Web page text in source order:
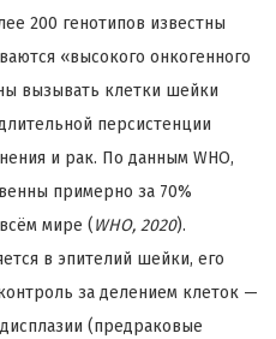
200 генотипов известны
«высокого онкогенного
вызывать клетки шейки
персистенции
и рак. По данным WHO,
примерно за 70%
мире (WHO, 2020).
в эпителий шейки, его
за делением клеток —
(предраковые